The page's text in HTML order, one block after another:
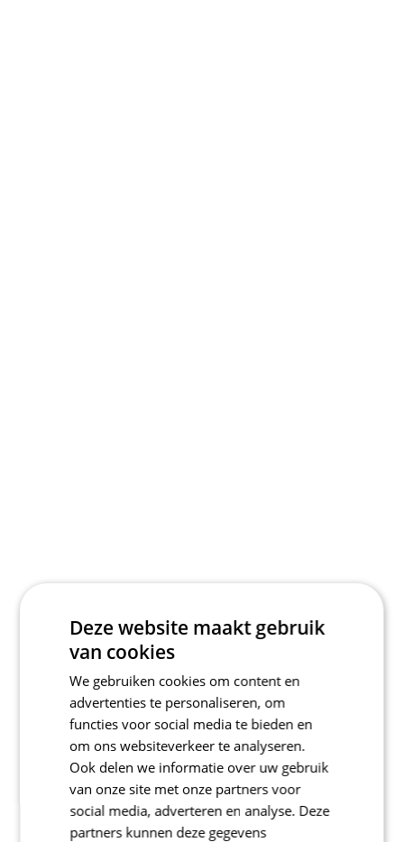
Deze website maakt gebruik
van cookies
We gebruiken cookies om content en
advertenties te personaliseren, om
functies voor social media te bieden en
om ons websiteverkeer te analyseren.
Ook delen we informatie over uw gebruik
van onze site met onze partners voor
social media, adverteren en analyse. Deze
partners kunnen deze gegevens